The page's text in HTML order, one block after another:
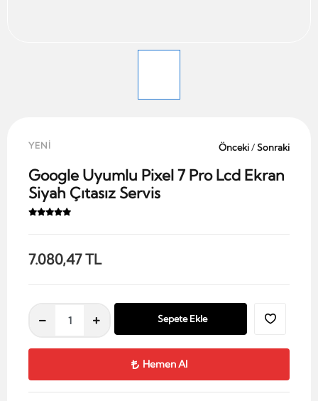
YENİ Önceki/Sonraki
Google Uyumlu Pixel 7 Pro Lcd Ekran
Siyah Çıtasız Servis
7.080,47 TL
Sepete Ekle
Hemen Al